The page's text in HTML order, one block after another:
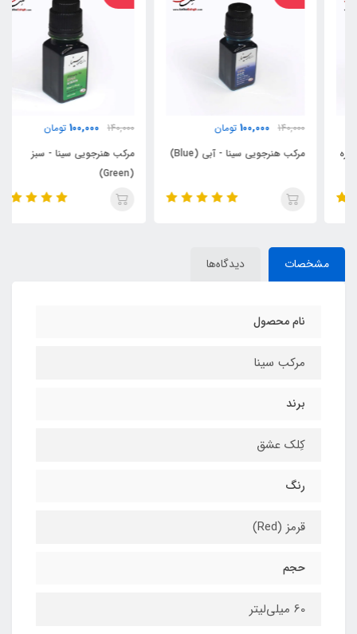
100,000 تومان
مرکب هنرجویی سینا - آبی (Blue)
100,000 تومان
مرکب هنرجویی سینا - سبز
مشخصات دیدگاه‌ها
نام محصول
مرکب سینا
برند
کِلک عشق
رنگ
قرمز (Red)
حجم
60 میلی‌لیتر